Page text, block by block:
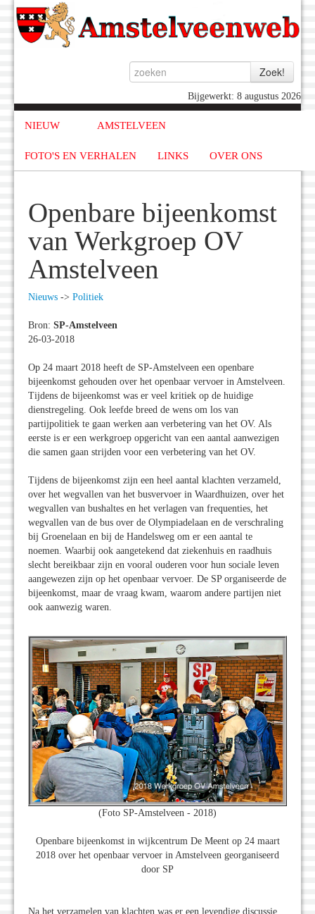
Bijgewerkt: 8 augustus 2026
NIEUW AMSTELVEEN
FOTO'S EN VERHALEN LINKS OVER ONS
Openbare bijeenkomst
van Werkgroep OV
Amstelveen
Nieuws -> Politiek
Bron: SP-Amstelveen
26-03-2018
Op 24 maart 2018 heeft de SP-Amstelveen een openbare
bijeenkomst gehouden over het openbaar vervoer in Amstelveen.
Tijdens de bijeenkomst was er veel kritiek op de huidige
dienstregeling. Ook leefde breed de wens om los van
partijpolitiek te gaan werken aan verbetering van het OV. Als
eerste is er een werkgroep opgericht van een aantal aanwezigen
die samen gaan strijden voor een verbetering van het OV.
Tijdens de bijeenkomst zijn een heel aantal klachten verzameld,
over het wegvallen van het busvervoer in Waardhuizen, over het
wegvallen van bushaltes en het verlagen van frequenties, het
wegvallen van de bus over de Olympiadelaan en de verschraling
bij Groenelaan en bij de Handelsweg om er een aantal te
noemen. Waarbij ook aangetekend dat ziekenhuis en raadhuis
slecht bereikbaar zijn en vooral ouderen voor hun sociale leven
aangewezen zijn op het openbaar vervoer. De SP organiseerde de
bijeenkomst, maar de vraag kwam, waarom andere partijen niet
ook aanwezig waren.
(Foto SP-Amstelveen - 2018)
Openbare bijeenkomst in wijkcentrum De Meent op 24 maart
2018 over het openbaar vervoer in Amstelveen georganiseerd
door SP
Na het verzamelen van klachten was er een levendige discussie